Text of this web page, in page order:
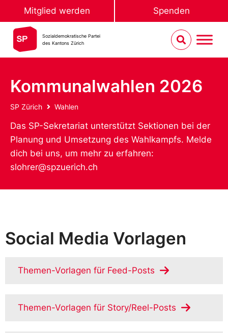
Mitglied werden Spenden
Sozialdemokratische Partei
des Kantons Zürich
Kommunalwahlen 2026
SP Zürich Wahlen
Das SP-Sekretariat unterstützt Sektionen bei der
Planung und Umsetzung des Wahlkampfs. Melde
dich bei uns, um mehr zu erfahren:
slohrer@spzuerich.ch
Social Media Vorlagen
Themen-Vorlagen für Feed-Posts
Themen-Vorlagen für Story/Reel-Posts